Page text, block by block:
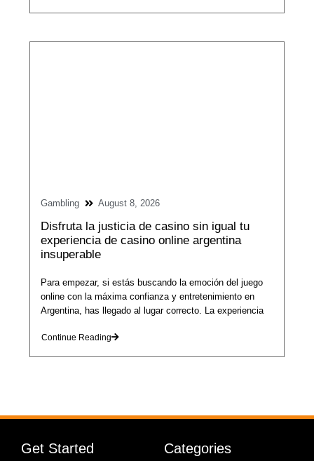
Gambling August 8, 2026
Disfruta la justicia de casino sin igual tu
experiencia de casino online argentina
insuperable
Para empezar, si estás buscando la emoción del juego
online con la máxima confianza y entretenimiento en
Argentina, has llegado al lugar correcto. La experiencia
Continue Reading
Get Started Categories